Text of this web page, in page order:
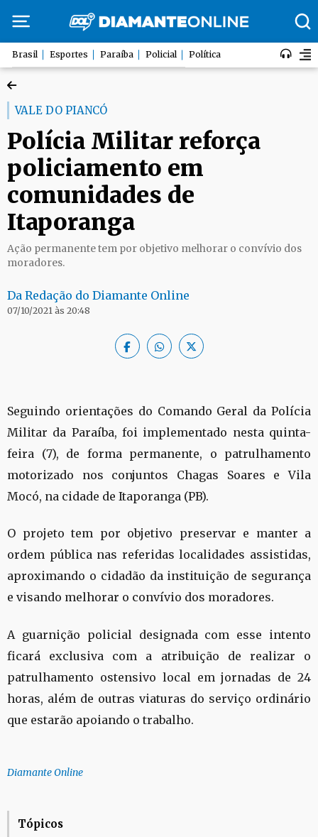
Brasil Esportes Paraíba Policial Política
VALE DO PIANCÓ
Polícia Militar reforça
policiamento em
comunidades de
Itaporanga
Ação permanente tem por objetivo melhorar o convívio dos
moradores.
Da Redação do Diamante Online
07/10/2021 às 20:48
Seguindo orientações do Comando Geral da Polícia
Militar da Paraíba, foi implementado nesta quinta-
feira (7), de forma permanente, o patrulhamento
motorizado nos conjuntos Chagas Soares e Vila
Mocó, na cidade de Itaporanga (PB).
O projeto tem por objetivo preservar e manter a
ordem pública nas referidas localidades assistidas,
aproximando o cidadão da instituição de segurança
e visando melhorar o convívio dos moradores.
A guarnição policial designada com esse intento
ficará exclusiva com a atribuição de realizar o
patrulhamento ostensivo local em jornadas de 24
horas, além de outras viaturas do serviço ordinário
que estarão apoiando o trabalho.
Diamante Online
Tópicos